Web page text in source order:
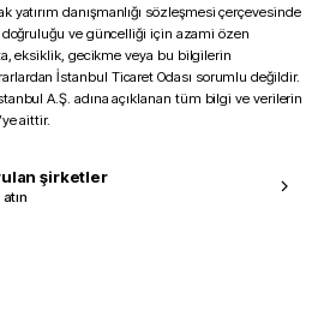
yatırım danışmanlığı sözleşmesi çerçevesinde
ve güncelliği için azami özen
eksiklik, gecikme veya bu bilgilerin
İstanbul Ticaret Odası sorumlu değildir.
A.Ş. adına açıklanan tüm bilgi ve verilerin
aittir.
şirketler